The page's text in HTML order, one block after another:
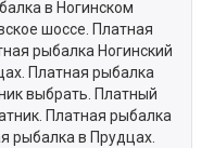
в Ногинском
шоссе. Платная
рыбалка Ногинский
Платная рыбалка
выбрать. Платный
Платная рыбалка
рыбалка в Прудцах.